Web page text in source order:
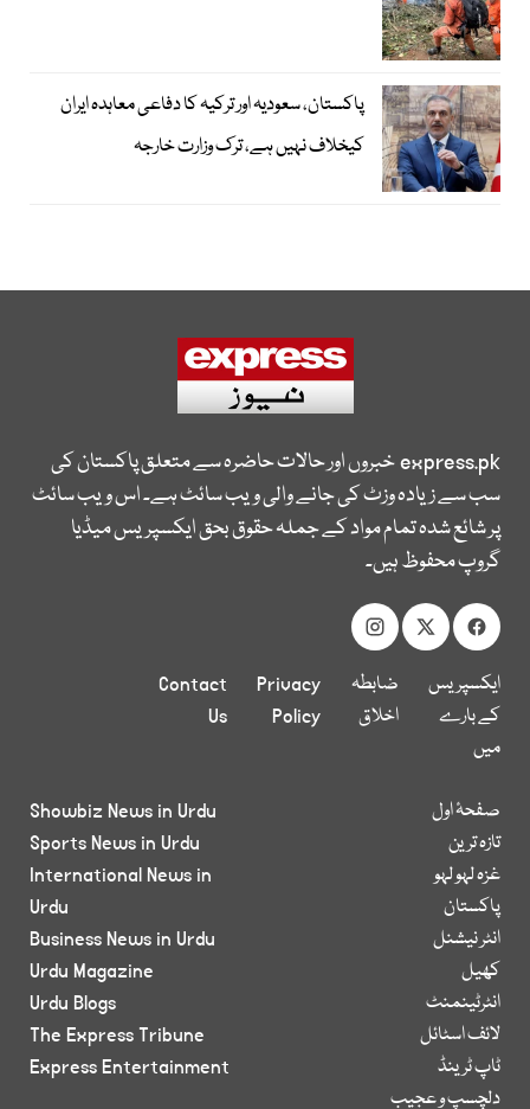
پاکستان، سعودیہ اور ترکیہ کا دفاعی معاہدہ ایران
کیخلاف نہیں ہے، ترک وزارت خارجہ
express.pkخبروں اور حالات حاضرہ سے متعلق پاکستان کی
سب سے زیادہ وزٹ کی جانے والی ویب سائٹ ہے۔ اس ویب سائٹ
پر شائع شدہ تمام مواد کے جملہ حقوق بحق ایکسپریس میڈیا
گروپ محفوظ ہیں۔
ایکسپریس
کے بارے
میں
ضابطہ
اخلاق
Privacy
Policy
Contact
Us
صفحۂ اول
تازہ ترین
غزہ لہو لہو
پاکستان
انٹر نیشنل
کھیل
انٹرٹینمنٹ
لائف اسٹائل
ٹاپ ٹرینڈ
دلچسپ و عجیب
Showbiz News in Urdu
Sports News in Urdu
International News in
Urdu
Business News in Urdu
Urdu Magazine
Urdu Blogs
The Express Tribune
Express Entertainment